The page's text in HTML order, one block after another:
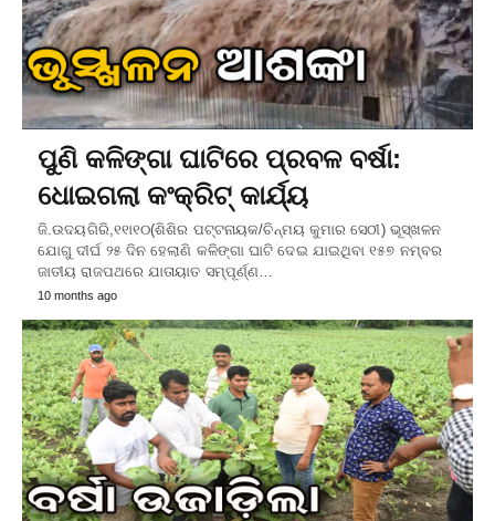
ପୁଣି କଳିଙ୍ଗା ଘାଟିରେ ପ୍ରବଳ ବର୍ଷା:
ଧୋଇଗଲା କଂକ୍ରିଟ୍‌ କାର୍ଯ୍ୟ
ଜି.ଉଦୟଗିରି,୧୧ା୧୦(ଶିଶିର ପଟ୍ଟନାୟକ/ଚିନ୍ମୟ କୁମାର ସେଠୀ) ଭୂସ୍ଖଳନ
ଯୋଗୁ ଦୀର୍ଘ ୨୫ ଦିନ ହେଲାଣି କଳିଙ୍ଗା ଘାଟି ଦେଇ ଯାଇଥିବା ୧୫୭ ନମ୍ବର
ଜାତୀୟ ରାଜପଥରେ ଯାତାୟାତ ସମ୍ପୂର୍ଣ୍ଣ…
10 months ago